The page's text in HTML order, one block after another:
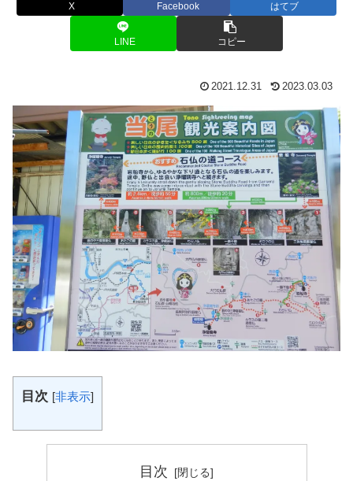
X Facebook はてブ
LINE コピー
2021.12.31 2023.03.03
目次 [非表示]
目次